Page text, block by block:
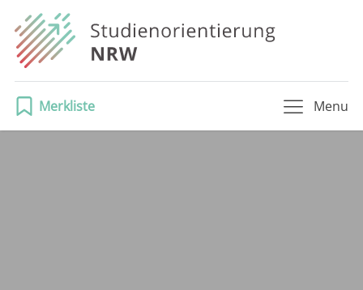
Merkliste Menu